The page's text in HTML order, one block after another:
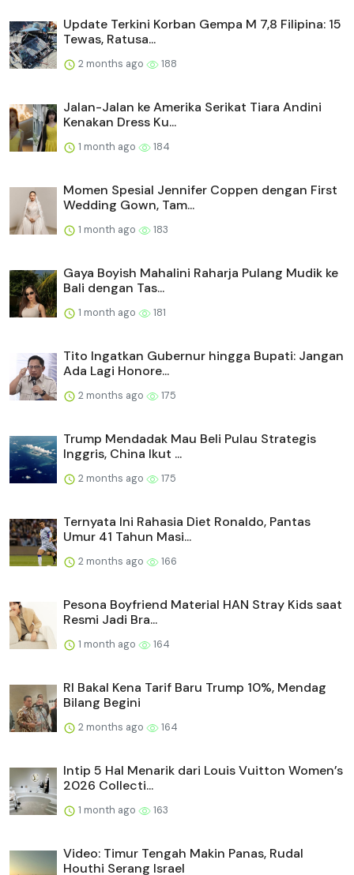
Update Terkini Korban Gempa M 7,8 Filipina: 15
Tewas, Ratusa...
2 months ago 188
Jalan-Jalan ke Amerika Serikat Tiara Andini
Kenakan Dress Ku...
1 month ago 184
Momen Spesial Jennifer Coppen dengan First
Wedding Gown, Tam...
1 month ago 183
Gaya Boyish Mahalini Raharja Pulang Mudik ke
Bali dengan Tas...
1 month ago 181
Tito Ingatkan Gubernur hingga Bupati: Jangan
Ada Lagi Honore...
2 months ago 175
Trump Mendadak Mau Beli Pulau Strategis
Inggris, China Ikut ...
2 months ago 175
Ternyata Ini Rahasia Diet Ronaldo, Pantas
Umur 41 Tahun Masi...
2 months ago 166
Pesona Boyfriend Material HAN Stray Kids saat
Resmi Jadi Bra...
1 month ago 164
RI Bakal Kena Tarif Baru Trump 10%, Mendag
Bilang Begini
2 months ago 164
Intip 5 Hal Menarik dari Louis Vuitton Women’s
2026 Collecti...
1 month ago 163
Video: Timur Tengah Makin Panas, Rudal
Houthi Serang Israel